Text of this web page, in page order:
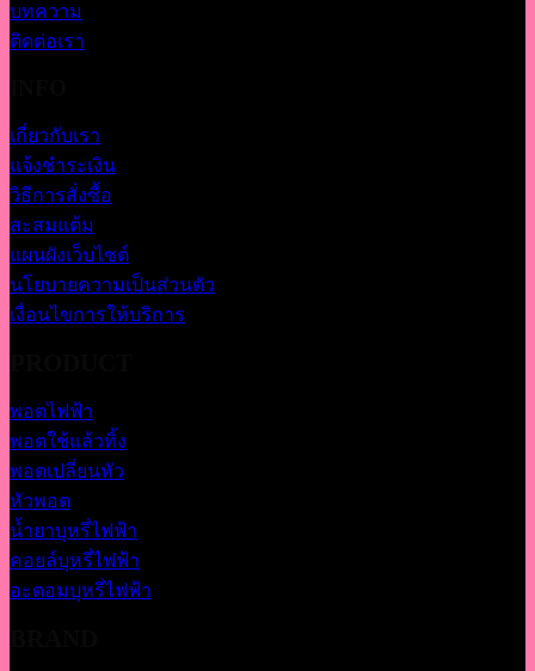
บทความ
ติดต่อเรา
เกี่ยวกับเรา
แจ้งชำระเงิน
วิธีการสั่งซื้อ
สะสมแต้ม
แผนผังเว็บไซต์
นโยบายความเป็นส่วนตัว
เงื่อนไขการให้บริการ
พอตไฟฟ้า
พอตใช้แล้วทิ้ง
พอตเปลี่ยนหัว
หัวพอต
น้ำยาบุหรี่ไฟฟ้า
คอยล์บุหรี่ไฟฟ้า
อะตอมบุหรี่ไฟฟ้า